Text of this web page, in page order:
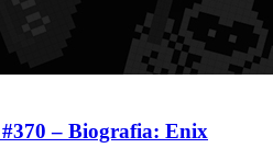
– Biografia: Enix